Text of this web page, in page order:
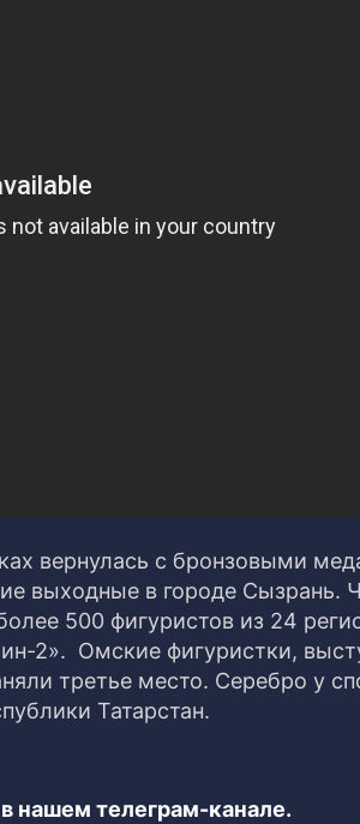
вернулась с бронзовыми
выходные в городе Сызрань.
500 фигуристов из 24
2». Омские фигуристки,
третье место. Серебро у
Татарстан.
нашем телеграм-канале.